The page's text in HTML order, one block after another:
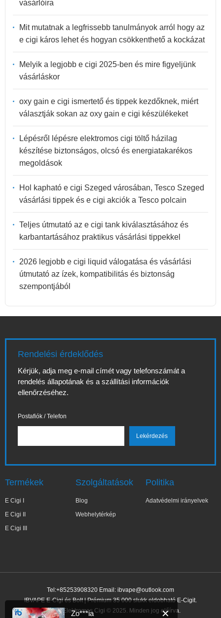
vásárlóira
Mit mutatnak a legfrissebb tanulmányok arról hogy az
e cigi káros lehet és hogyan csökkenthető a kockázat
Melyik a legjobb e cigi 2025-ben és mire figyeljünk
vásárláskor
oxy gain e cigi ismertető és tippek kezdőknek, miért
választják sokan az oxy gain e cigi készülékeket
Lépésről lépésre elektromos cigi töltő házilag
készítése biztonságos, olcsó és energiatakarékos
megoldások
Hol kapható e cigi Szeged városában, Tesco Szeged
vásárlási tippek és e cigi akciók a Tesco polcain
Teljes útmutató az e cigi tank kiválasztásához és
karbantartásához praktikus vásárlási tippekkel
2026 legjobb e cigi liquid válogatása és vásárlási
útmutató az ízek, kompatibilitás és biztonság
szempontjából
Rendelési érdeklődés
Kérjük, adja meg e-mail címét vagy telefonszámát a
rendelés állapotának és a szállítási információk
ellenőrzéséhez.
Postafiók / Telefon
Termékek
E Cigi I
E Cigi II
E Cigi III
Szolgáltatások
Blog
Webhelytérkép
Politika
Adatvédelmi irányelvek
Tel:+85253908320 Email: ibvape@outlook.com
IBVAPE E-Cigi és Bolt | Prémium 35 000 slukk eldobható E-Cigit.
IBVAPE Elektromos Cigi © 2025. Minden jog előírva.
✕
Zo***ia